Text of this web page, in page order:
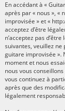
En accédant à «
après par « nous », «
improvisée » et «
acceptez d’être
n’acceptez pas
suivantes, veuillez ne
guitare improvisée ».
moment et nous
nous vous
vous continuez à
après que des
légalement